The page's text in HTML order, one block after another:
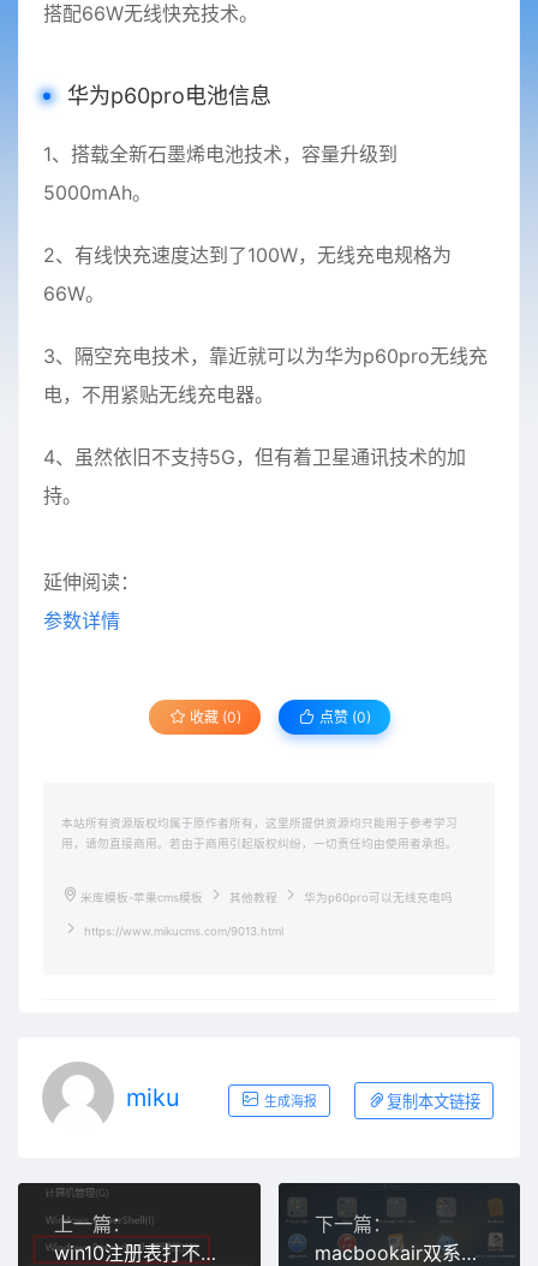
搭配66W无线快充技术。
华为p60pro电池信息
1、搭载全新石墨烯电池技术，容量升级到
5000mAh。
2、有线快充速度达到了100W，无线充电规格为
66W。
3、隔空充电技术，靠近就可以为华为p60pro无线充
电，不用紧贴无线充电器。
4、虽然依旧不支持5G，但有着卫星通讯技术的加
持。
延伸阅读：
参数详情
收藏 (0) 点赞 (0)
本站所有资源版权均属于原作者所有，这里所提供资源均只能用于参考学习
用，请勿直接商用。若由于商用引起版权纠纷，一切责任均由使用者承担。
米库模板-苹果cms模板 其他教程 华为p60pro可以无线充电吗
https://www.mikucms.com/9013.html
miku 生成海报 复制本文链接
上一篇：
win10注册表打不开解决方法
下一篇：
macbookair双系统利弊有哪些好处和坏处详细介绍